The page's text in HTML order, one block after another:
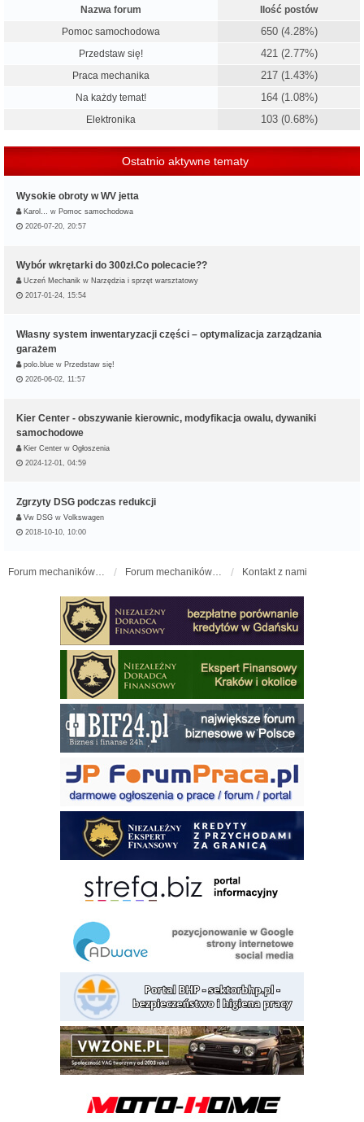
Nazwa forum
Ilość postów
Pomoc samochodowa
650 (4.28%)
Przedstaw się! 421 (2.77%)
Praca mechanika 217 (1.43%)
Na każdy temat! 164 (1.08%)
Elektronika 103 (0.68%)
Ostatnio aktywne tematy
Wysokie obroty w WV jetta
Karol… w Pomoc samochodowa
2026-07-20, 20:57
Wybór wkrętarki do 300zł.Co polecacie??
Uczeń Mechanik w Narzędzia i sprzęt warsztatowy
2017-01-24, 15:54
Własny system inwentaryzacji części – optymalizacja zarządzania
garażem
polo.blue w Przedstaw się!
2026-06-02, 11:57
Kier Center - obszywanie kierownic, modyfikacja owalu, dywaniki
samochodowe
Kier Center w Ogłoszenia
2024-12-01, 04:59
Zgrzyty DSG podczas redukcji
Vw DSG w Volkswagen
2018-10-10, 10:00
Forum mechaników samochodowych - forum-mechaniczne.pl Forum mechaników samochodowych Kontakt z nami